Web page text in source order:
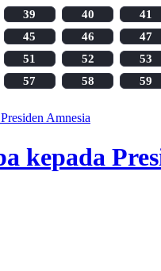
39 40 41
45 46 47
51 52 53
57 58 59
kepada